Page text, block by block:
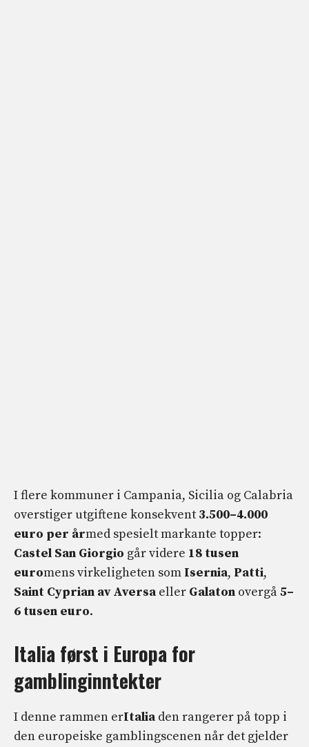
I flere kommuner i Campania, Sicilia og Calabria
overstiger utgiftene konsekvent 3.500–4.000
euro per årmed spesielt markante topper:
Castel San Giorgio går videre 18 tusen
euromens virkeligheten som Isernia, Patti,
Saint Cyprian av Aversa eller Galaton overgå5–
6 tusen euro.
Italia først i Europa for
gamblinginntekter
I denne rammen erItalia den rangerer på topp i
den europeiske gamblingscenen når det gjelder